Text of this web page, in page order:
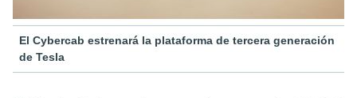
El Cybercab estrenará la plataforma de tercera generación
de Tesla